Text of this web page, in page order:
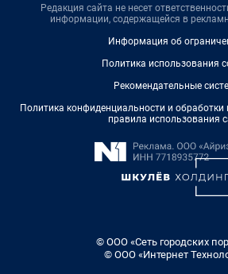
Редакция сайта не несет
информации, содержащейся в
Информация об
Политика использования
Рекомендательные
Политика конфиденциальности и
правила использования
© ООО «Сеть городских
© ООО «Интернет